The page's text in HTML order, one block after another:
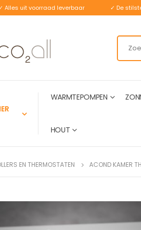
Alles uit voorraad leverbaar ✓ De
WARMTEPOMPEN
HOUT
EN THERMOSTATEN ACOND KAMER